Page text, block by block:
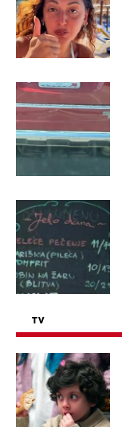
TV